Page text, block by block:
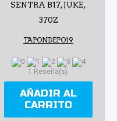
SENTRA B17, JUKE,
370Z
TAPONDEPO19
1 Reseña(s)
AÑADIR AL
CARRITO